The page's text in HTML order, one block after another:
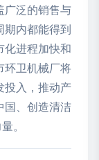
广泛的销售与
期内都能得到
化进程加快和
环卫机械厂将
投入，推动产
国、创造清洁
。